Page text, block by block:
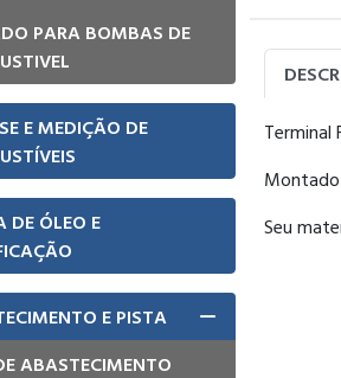
PARA BOMBAS DE
E MEDIÇÃO DE
DE ÓLEO E
E PISTA
ABASTECIMENTO
Terminal
Seu